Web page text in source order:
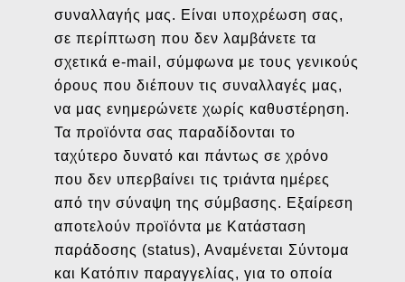
συναλλαγής μας. Είναι υποχρέωση σας,
σε περίπτωση που δεν λαμβάνετε τα
σχετικά e-mail, σύμφωνα με τους γενικούς
όρους που διέπουν τις συναλλαγές μας,
να μας ενημερώνετε χωρίς καθυστέρηση.
Τα προϊόντα σας παραδίδονται το
ταχύτερο δυνατό και πάντως σε χρόνο
που δεν υπερβαίνει τις τριάντα ημέρες
από την σύναψη της σύμβασης. Εξαίρεση
αποτελούν προϊόντα με Κατάσταση
παράδοσης (status), Αναμένεται Σύντομα
και Κατόπιν παραγγελίας, για το οποία